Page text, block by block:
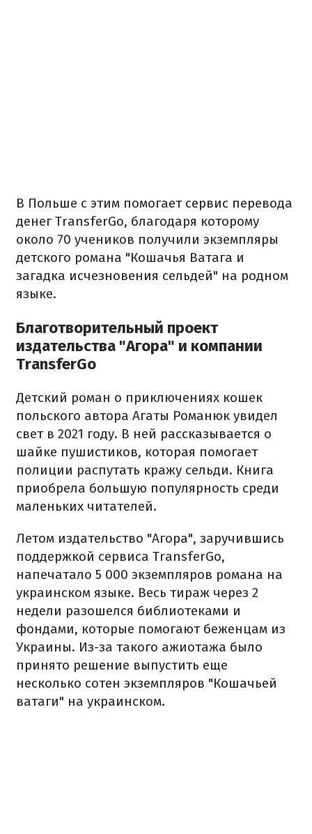
В Польше с этим помогает сервис перевода
денег TransferGo, благодаря которому
около 70 учеников получили экземпляры
детского романа "Кошачья Ватага и
загадка исчезновения сельдей" на родном
языке.
Благотворительный проект
издательства "Агора" и компании
TransferGo
Детский роман о приключениях кошек
польского автора Агаты Романюк увидел
свет в 2021 году. В ней рассказывается о
шайке пушистиков, которая помогает
полиции распутать кражу сельди. Книга
приобрела большую популярность среди
маленьких читателей.
Летом издательство "Агора", заручившись
поддержкой сервиса TransferGo,
напечатало 5 000 экземпляров романа на
украинском языке. Весь тираж через 2
недели разошелся библиотеками и
фондами, которые помогают беженцам из
Украины. Из-за такого ажиотажа было
принято решение выпустить еще
несколько сотен экземпляров "Кошачьей
ватаги" на украинском.